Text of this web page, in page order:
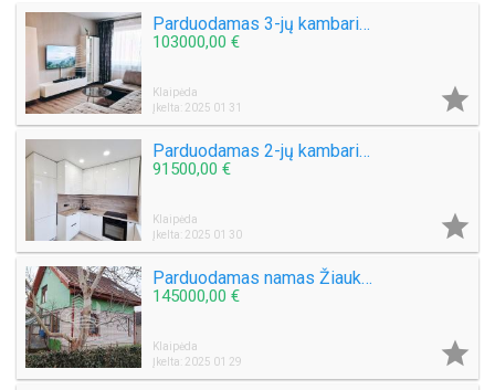
Parduodamas 3-jų kambarių su holu butas Budelkiemio g.
103000,00 €
Klaipėda
Įkelta: 2025 01 31

Parduodamas 2-jų kambarių butas Laukininkų g.
91500,00 €
Klaipėda
Įkelta: 2025 01 30

Parduodamas namas Žiaukų k.
145000,00 €
Klaipėda
Įkelta: 2025 01 29
